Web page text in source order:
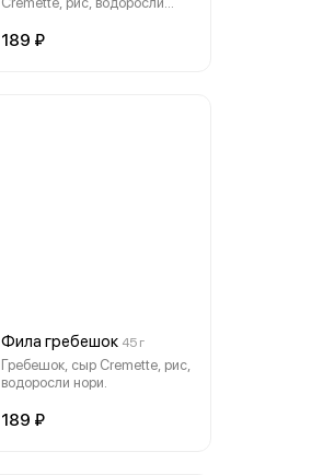
189 ₽
Фила гребешок 45 г
Гребешок, сыр Cremette, рис,
водоросли нори.
189 ₽